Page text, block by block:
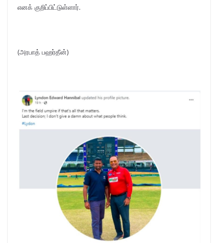
எனக் குறிப்பிட்டுள்ளார்.
(அரபாத் பஹர்தீன்)